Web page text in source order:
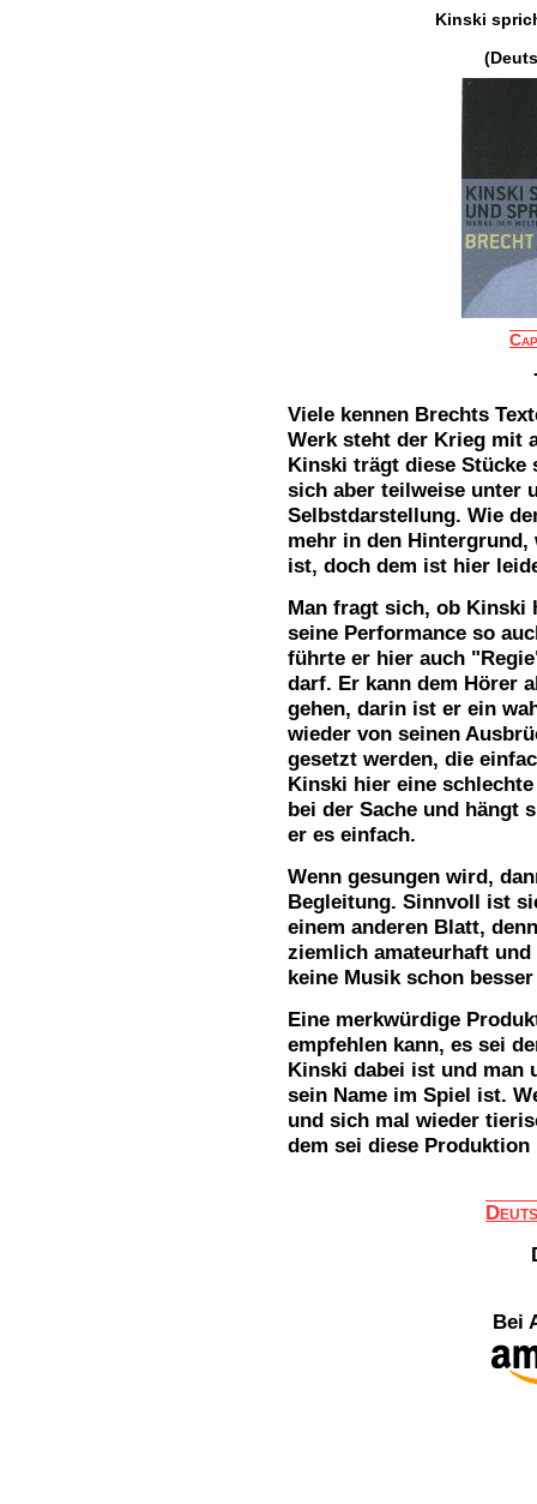
Kinski
Viele kennen Brechts
Werk steht der Krieg mit
Kinski trägt diese Stücke
sich aber teilweise unter
Selbstdarstellung. Wie
mehr in den
ist, doch dem ist hier
Man fragt sich, ob
seine Performance so
führte er hier auch
darf. Er kann dem Hörer
gehen, darin ist er ein
wieder von seinen
gesetzt werden, die
Kinski hier eine
bei der Sache und hängt
er es einfach.
Wenn gesungen wird,
Begleitung. Sinnvoll ist
einem anderen Blatt,
ziemlich amateurhaft
keine Musik schon
Eine merkwürdige
empfehlen kann, es sei
Kinski dabei ist und man
sein Name im Spiel ist.
und sich mal wieder
dem sei diese
Bei